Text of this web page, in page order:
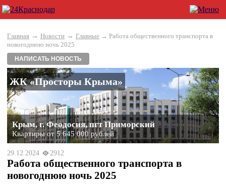
Главная → Новости → Главные → Работа общественного транспорта в
новогоднюю ночь 2025
НАПИСАТЬ НОВОСТЬ
ЖК «Просторы Крыма»
Крым, г. Феодосия, пгт Приморский
Квартиры от 5 645 000 рублей
29.12.2024 2912
Работа общественного транспорта в
новогоднюю ночь 2025